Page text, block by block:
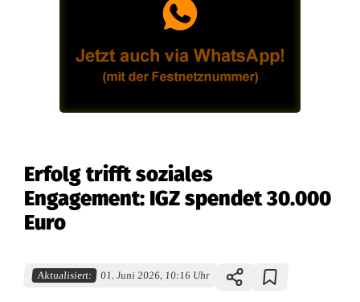
Erfolg trifft soziales
Engagement: IGZ spendet 30.000
Euro
Aktualisiert: 01. Juni 2026, 10:16 Uhr